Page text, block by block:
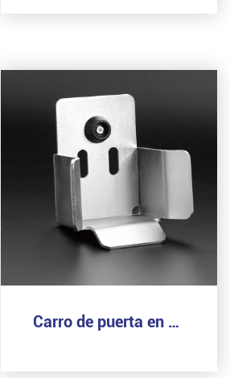
Carro de puerta en voladizo (5 ruedas medianas)